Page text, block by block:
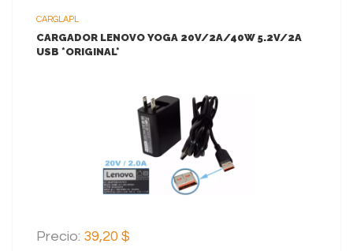
CARGLAPL
CARGADOR LENOVO YOGA 20V/2A/40W 5.2V/2A
USB *ORIGINAL*
AGREGAR AL CARRITO
Precio: 39,20 $